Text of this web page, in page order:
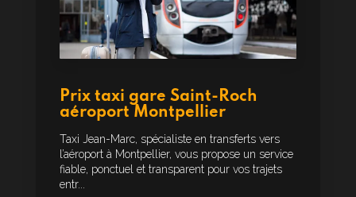
Prix taxi gare Saint-Roch
aéroport Montpellier
Taxi Jean-Marc, spécialiste en transferts vers
l’aéroport à Montpellier, vous propose un service
fiable, ponctuel et transparent pour vos trajets
entr...